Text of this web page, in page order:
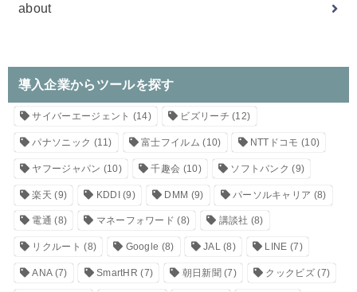
about
導入企業からツールを探す
サイバーエージェント (14) ビズリーチ (12)
パナソニック (11) 富士フイルム (10) NTTドコモ (10)
ヤフージャパン (10) 千趣会 (10) ソフトバンク (9)
楽天 (9) KDDI(9) DMM (9) パーソルキャリア (8)
電通 (8) マネーフォワード (8) 講談社 (8)
リクルート (8) Google (8) JAL(8) LINE (7)
ANA(7) SmartHR (7) 朝日新聞 (7) クックビズ(7)